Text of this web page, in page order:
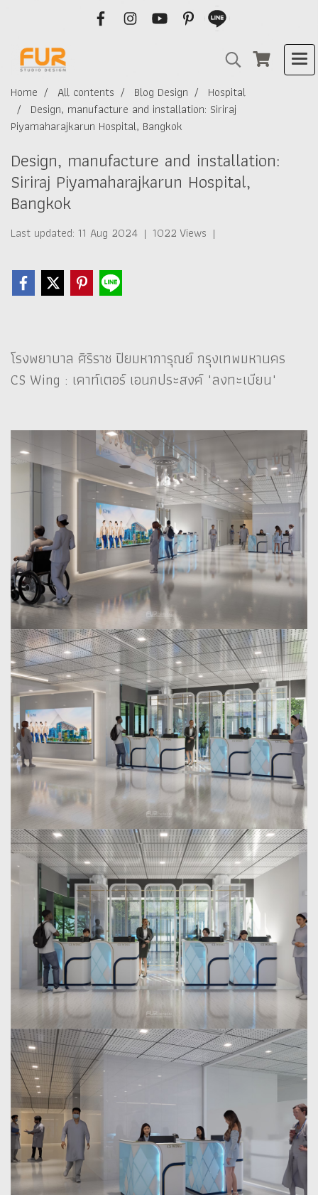
Home All contents Blog Design
Hospital
Design, manufacture and installation: Siriraj
Piyamaharajkarun Hospital, Bangkok
Design, manufacture and installation:
Siriraj Piyamaharajkarun Hospital,
Bangkok
Last updated: 11 Aug 2024 | 1022 Views |
โรงพยาบาล ศิริราช ปิยมหาการุณย์ กรุงเทพมหานคร
CS Wing : เคาท์เตอร์ เอนกประสงค์ "ลงทะเบียน"